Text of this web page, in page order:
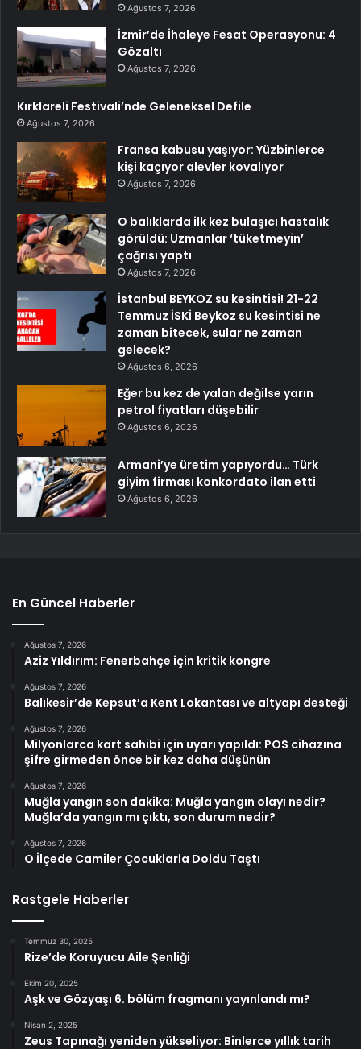
Ağustos 7, 2026
İzmir’de İhaleye Fesat Operasyonu: 4
Gözaltı
Ağustos 7, 2026
Kırklareli Festivali’nde Geleneksel Defile
Ağustos 7, 2026
Fransa kabusu yaşıyor: Yüzbinlerce
kişi kaçıyor alevler kovalıyor
Ağustos 7, 2026
O balıklarda ilk kez bulaşıcı hastalık
görüldü: Uzmanlar ‘tüketmeyin’
çağrısı yaptı
Ağustos 7, 2026
İstanbul BEYKOZ su kesintisi! 21-22
Temmuz İSKİ Beykoz su kesintisi ne
zaman bitecek, sular ne zaman
gelecek?
Ağustos 6, 2026
Eğer bu kez de yalan değilse yarın
petrol fiyatları düşebilir
Ağustos 6, 2026
Armani’ye üretim yapıyordu… Türk
giyim firması konkordato ilan etti
Ağustos 6, 2026
En Güncel Haberler
Ağustos 7, 2026
Aziz Yıldırım: Fenerbahçe için kritik kongre
Ağustos 7, 2026
Balıkesir’de Kepsut’a Kent Lokantası ve altyapı desteği
Ağustos 7, 2026
Milyonlarca kart sahibi için uyarı yapıldı: POS cihazına
şifre girmeden önce bir kez daha düşünün
Ağustos 7, 2026
Muğla yangın son dakika: Muğla yangın olayı nedir?
Muğla’da yangın mı çıktı, son durum nedir?
Ağustos 7, 2026
O İlçede Camiler Çocuklarla Doldu Taştı
Rastgele Haberler
Temmuz 30, 2025
Rize’de Koruyucu Aile Şenliği
Ekim 20, 2025
Aşk ve Gözyaşı 6. bölüm fragmanı yayınlandı mı?
Nisan 2, 2025
Zeus Tapınağı yeniden yükseliyor: Binlerce yıllık tarih